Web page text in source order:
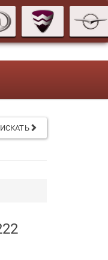
ИСКАТЬ